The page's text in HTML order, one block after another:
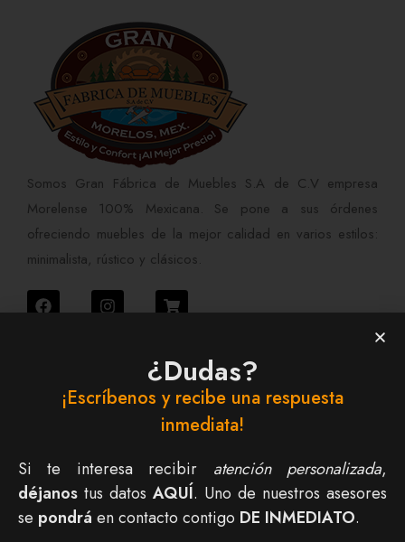
Somos Gran Fábrica de Muebles S.A de C.V empresa
Morelense 100% Mexicana. Se pone a sus órdenes
ofreciendo muebles de la mejor calidad en varios estilos:
minimalista, rústico y clásicos.
735 149 7257
granfabrica.muebles@gmail.com
Mi Cuenta
Mi cuenta
Carrito
Finalizar compra
¿Dudas?
¡Escríbenos y recibe una respuesta
inmediata!
Si te interesa recibir atención personalizada,
déjanos tus datos AQUÍ. Uno de nuestros asesores
se pondrá en contacto contigo DE INMEDIATO.